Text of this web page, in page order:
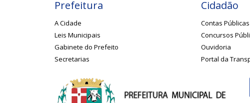
Prefeitura
A Cidade
Leis Municipais
Gabinete do Prefeito
Secretarias
Cidadão
Contas Públicas
Concursos
Ouvidoria
Portal da